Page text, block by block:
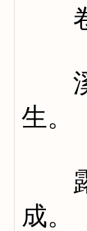
卷
溪
生。
露
成。